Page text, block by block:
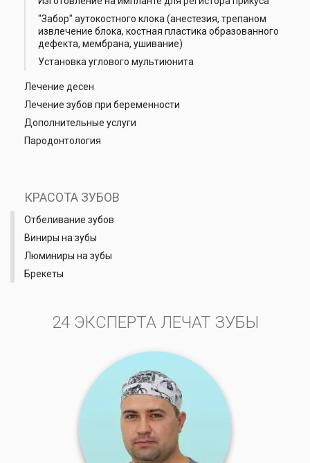
"Забор" аутокостного клока (анестезия, трепаном
извлечение блока, костная пластика образованного
дефекта, мембрана, ушивание)
Установка углового мультиюнита
Лечение десен
Лечение зубов при беременности
Дополнительные услуги
Пародонтология
КРАСОТА ЗУБОВ
Отбеливание зубов
Виниры на зубы
Люминиры на зубы
Брекеты
24 ЭКСПЕРТА ЛЕЧАТ ЗУБЫ